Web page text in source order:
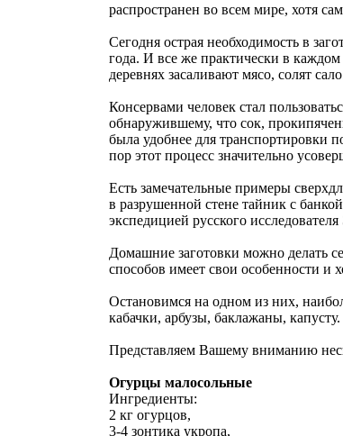
распространен во всем мире, хотя
Сегодня острая необходимость в
года. И все же практически в
деревнях засаливают мясо, солят
Консервами человек стал
обнаружившему, что сок,
была удобнее для транспортировки
пор этот процесс значительно
Есть замечательные примеры
в разрушенной стене тайник с
экспедицией русского
Домашние заготовки можно делать
способов имеет свои особенности и
Остановимся на одном из них,
кабачки, арбузы, баклажаны, капусту.
Представляем Вашему вниманию
Огурцы малосольные
Ингредиенты:
2 кг огурцов,
3-4 зонтика укропа,